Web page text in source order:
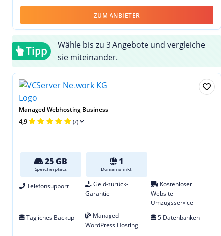
ZUM ANBIETER
Tipp
Wähle bis zu 3 Angebote und vergleiche
sie miteinander.
Managed Webhosting Business
4,9 (7)
25 GB
Speicherplatz
1
Domains inkl.
Telefonsupport
Geld-zurück-
Garantie
Kostenloser
Website-
Umzugsservice
Tägliches Backup
Managed
WordPress Hosting
5 Datenbanken